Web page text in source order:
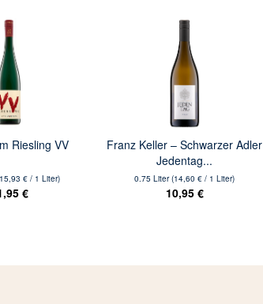
Riesling VV
€ / 1 Liter)
€
Franz Keller – Schwarzer Adler
Jedentag...
0.75 Liter(14,60 € / 1 Liter)
10,95 €